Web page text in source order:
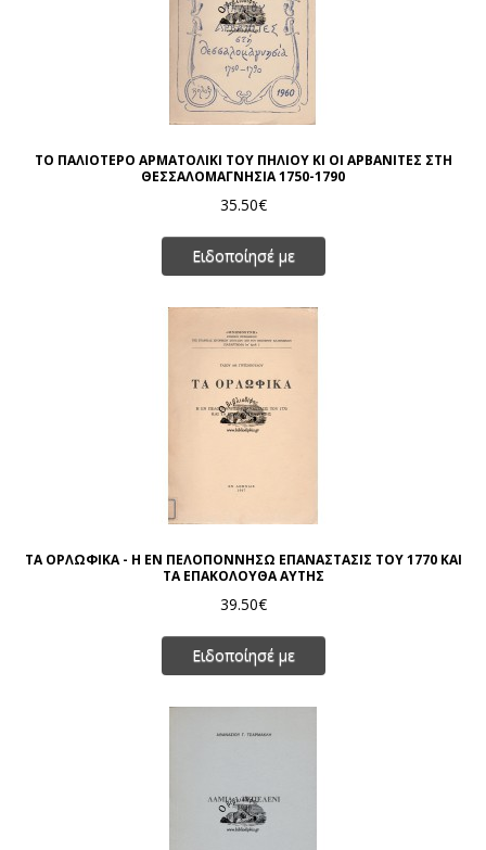
ΤΟ ΠΑΛΙΟΤΕΡΟ ΑΡΜΑΤΟΛΙΚΙ ΤΟΥ ΠΗΛΙΟΥ ΚΙ ΟΙ ΑΡΒΑΝΙΤΕΣ ΣΤΗ
ΘΕΣΣΑΛΟΜΑΓΝΗΣΙΑ 1750-1790
35.50€
Ειδοποίησέ με
ΤΑ ΟΡΛΩΦΙΚΑ - Η ΕΝ ΠΕΛΟΠΟΝΝΗΣΩ ΕΠΑΝΑΣΤΑΣΙΣ ΤΟΥ 1770 ΚΑΙ
ΤΑ ΕΠΑΚΟΛΟΥΘΑ ΑΥΤΗΣ
39.50€
Ειδοποίησέ με